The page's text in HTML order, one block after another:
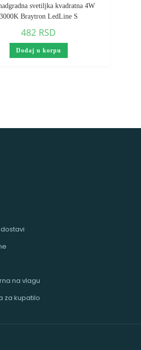
svetiljka kvadratna 4W
3000K Braytron LedLine S
482 RSD
Dodaj u korpu
na vlagu
za kupatilo